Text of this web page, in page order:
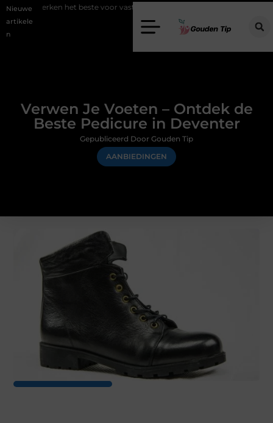
Nieuwe
artikele
n
beste voor vastgoedmarketing?
Verwen Je Voeten – Ontdek de
Beste Pedicure in Deventer
AANBIEDINGEN
Gepubliceerd Door Gouden Tip